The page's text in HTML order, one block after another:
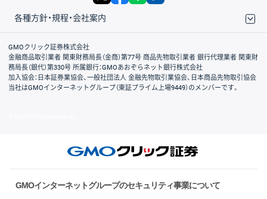
各種方針・規程・会社案内
取引規程・約款
サイトマップ
その他のご案内
個人情報保護方針
最良執行方針
サイトのご利用について
ディスクレイマー
信託保全
リスク説明
会社案内
GMOクリック証券株式会社
金融商品取引業者 関東財務局長（金商）第77号 商品先物取引業者 銀行代理業者 関東財
務局長（銀代）第330号 所属銀行：GMOあおぞらネット銀行株式会社
加入協会：日本証券業協会、一般社団法人 金融先物取引業協会、日本商品先物取引協会
当社はGMOインターネットグループ（東証プライム上場9449）のメンバーです。
GMOインターネットグループのセキュリティ事業について